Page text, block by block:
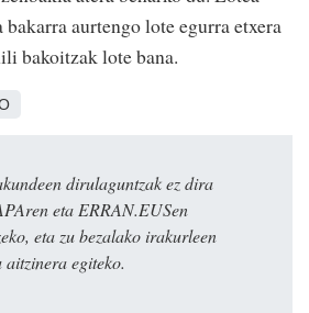
aurtengo lote egurra etxera
bakoitzak lote bana.
dirulaguntzak ez dira
eta ERRAN.EUSen
eta zu bezalako irakurleen
egiteko.